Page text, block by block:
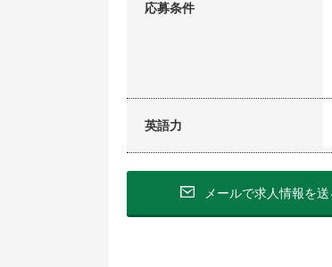
応募条件
英語力
メールで求人情報を送